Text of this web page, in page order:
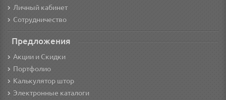
Личный кабинет
Сотрудничество
Предложения
Акции и Скидки
Портфолио
Калькулятор штор
Электронные каталоги